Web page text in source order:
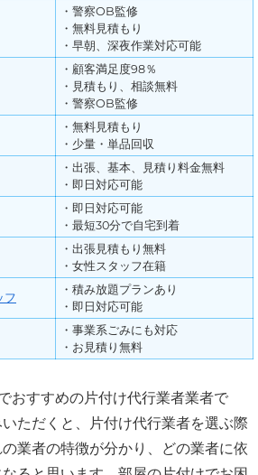
・警察OB監修
・無料見積もり
・早朝、深夜作業対応可能
・顧客満足度98％
・見積もり、相談無料
・警察OB監修
・無料見積もり
・少量・単品回収
・出張、基本、見積り料金無料
・即日対応可能
・即日対応可能
・最短30分で自宅到着
・出張見積もり無料
・女性スタッフ在籍
フ
・積み放題プランあり
・即日対応可能
・事業系ごみにも対応
・お見積り無料
おすすめの片付け代行業者業者で
ただくと、片付け代行業者を選ぶ際
業者の特徴が分かり、どの業者に依